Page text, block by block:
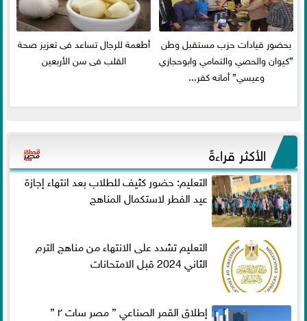
بحضور قيادات حزب مستقبل وطن
”كيوان والحصي والتمامي وابوحجازي
وعيسي” أمانه كفر...
أطعمة للرجال تساعد فى تعزيز صحة
القلب فى سن الأربعين
الأكثر قراءةً
التعليم: حضور كثيف للطلاب بعد انتهاء إجازة
عيد الفطر لاستكمال المناهج
التعليم تشدد على الانتهاء من مناهج الترم
الثاني 2024 قبل الامتحانات
إطلاق القمر الصناعي ” مصر سات ٢ ”